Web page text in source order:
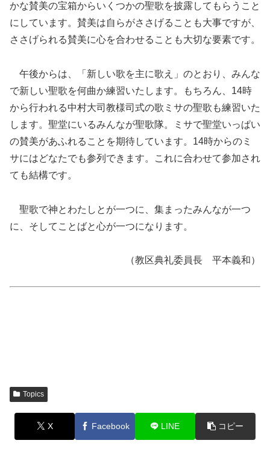
かな賛美の宝箱からいくつかの聖歌を披露してもらうこと
にしています。賛美は自らがささげることも大事ですが、
ささげられる賛美に心を合わせることも大切な要素です。
午後からは、「新しい歌を主に歌え」のとおり、みんな
で新しい聖歌を何曲か練習いたします。もちろん、14時
から行われる中村大司教様司式の歌ミサの聖歌も練習いた
します。聖堂にいるみんなが聖歌隊。ミサで聖堂いっぱい
の賛美があふれることを期待しています。14時からのミ
サにはどなたでも参列できます。これに合わせて参加され
ても結構です。
聖歌で神とわたしとが一つに、集まったみんなが一つ
に、そしてことばと心が一つになります。
（教区典礼委員長 平本義和）
Topics
X Facebook LINE コピー